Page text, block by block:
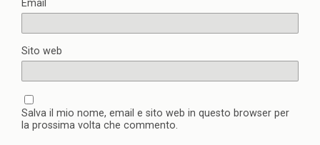
Email
Sito web
Salva il mio nome, email e sito web in questo browser per
la prossima volta che commento.